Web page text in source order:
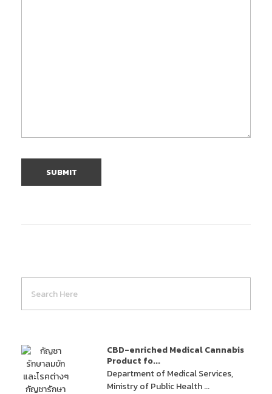
CBD-enriched Medical Cannabis
Product fo...
Department of Medical Services,
Ministry of Public Health ...